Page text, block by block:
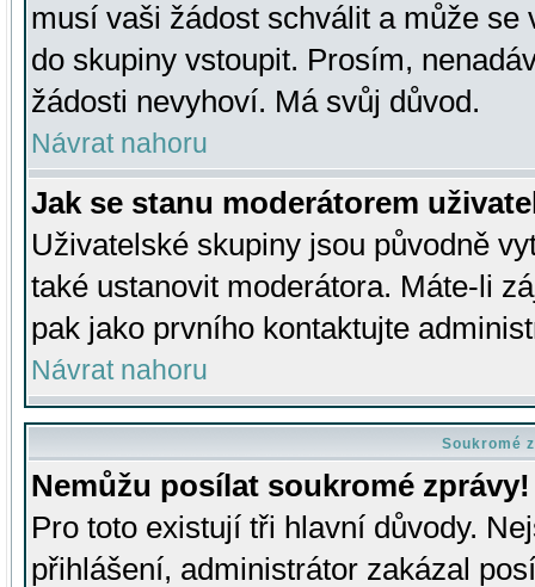
musí vaši žádost schválit a může se
do skupiny vstoupit. Prosím,
žádosti nevyhoví. Má svůj důvod.
Návrat nahoru
Jak se stanu moderátorem
Uživatelské skupiny jsou původně
také ustanovit moderátora. Máte-li
pak jako prvního kontaktujte
Návrat nahoru
Soukromé
Nemůžu posílat soukromé zprávy!
Pro toto existují tři hlavní důvody.
přihlášení, administrátor zakázal